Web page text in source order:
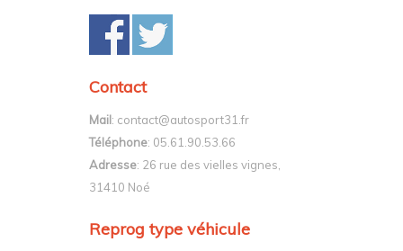
Contact
Mail: contact@autosport31.fr
Téléphone: 05.61.90.53.66
Adresse: 26 rue des vielles vignes,
31410 Noé
Reprog type véhicule